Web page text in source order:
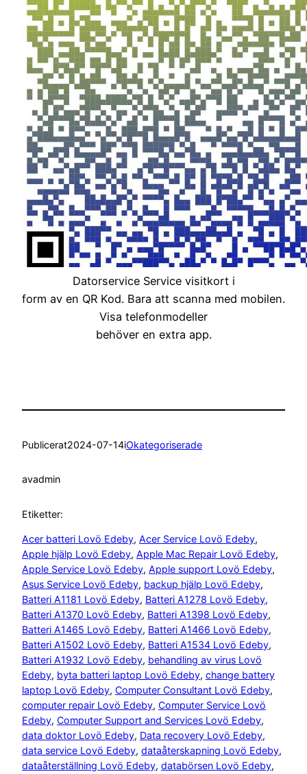
Datorservice Service visitkort i
form av en QR Kod. Bara att scanna med mobilen.
Visa telefonmodeller
behöver en extra app.
Publicerat2024-07-14iOkategoriserade
avadmin
Etiketter:
Acer batteri Lovö Edeby, Acer Service Lovö Edeby
Apple hjälp Lovö Edeby, Apple Mac Repair Lovö Edeby
Apple Service Lovö Edeby, Apple support Lovö Edeby
Asus Service Lovö Edeby, backup hjälp Lovö Edeby
Batteri A1181 Lovö Edeby, Batteri A1278 Lovö Edeby
Batteri A1370 Lovö Edeby, Batteri A1398 Lovö Edeby
Batteri A1465 Lovö Edeby, Batteri A1466 Lovö Edeby
Batteri A1502 Lovö Edeby, Batteri A1534 Lovö Edeby
Batteri A1932 Lovö Edeby, behandling av virus Lovö
Edeby, byta batteri laptop Lovö Edeby, change battery
laptop Lovö Edeby, Computer Consultant Lovö Edeby
computer repair Lovö Edeby, Computer Service Lovö
Edeby, Computer Support and Services Lovö Edeby
data doktor Lovö Edeby, Data recovery Lovö Edeby
data service Lovö Edeby, dataåterskapning Lovö Edeby
dataåterställning Lovö Edeby, databörsen Lovö Edeby